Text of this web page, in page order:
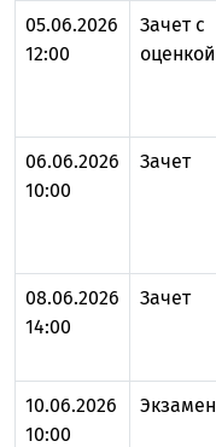
05.06.2026
12:00
Зачет с
оценкой
06.06.2026
10:00
Зачет
08.06.2026
14:00
Зачет
10.06.2026
10:00
Экзамен